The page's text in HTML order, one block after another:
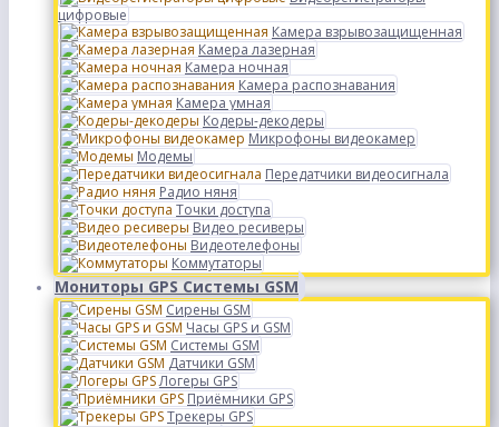
цифровые
Камера взрывозащищенная
Камера лазерная
Камера ночная
Камера распознавания
Камера умная
Кодеры-декодеры
Микрофоны видеокамер
Модемы
Передатчики видеосигнала
Радио няня
Точки доступа
Видео ресиверы
Видеотелефоны
Коммутаторы
Мониторы GPS Системы GSM
Сирены GSM
Часы GPS и GSM
Системы GSM
Датчики GSM
Логеры GPS
Приёмники GPS
Трекеры GPS